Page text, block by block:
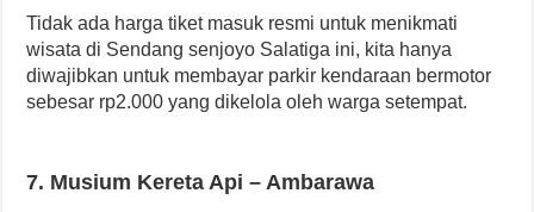
Tidak ada harga tiket masuk resmi untuk menikmati
wisata di Sendang senjoyo Salatiga ini, kita hanya
diwajibkan untuk membayar parkir kendaraan bermotor
sebesar rp2.000 yang dikelola oleh warga setempat.
7. Musium Kereta Api – Ambarawa